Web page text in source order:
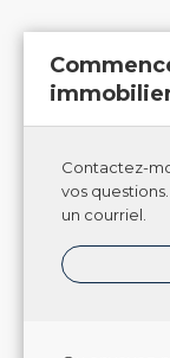
immobilier
Contactez-
vos
un courriel.